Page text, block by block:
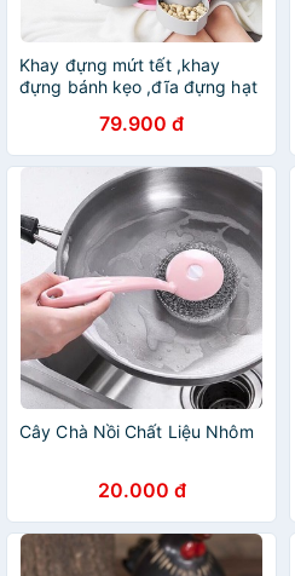
Khay đựng mứt tết ,khay
đựng bánh kẹo ,đĩa đựng hạt
cánh hoa có chỗ để điện thoại
79.900 đ
Cây Chà Nồi Chất Liệu Nhôm
20.000 đ